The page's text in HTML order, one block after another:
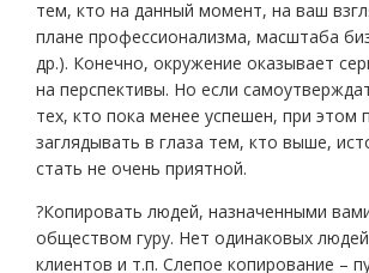
тем, кто на данный момент, на ваш
плане профессионализма, масштаба
др.). Конечно, окружение оказывает
на перспективы. Но если
тех, кто пока менее успешен, при этом
заглядывать в глаза тем, кто выше,
стать не очень приятной.
?Копировать людей, назначенными
обществом гуру. Нет одинаковых
клиентов и т.п. Слепое копирование –